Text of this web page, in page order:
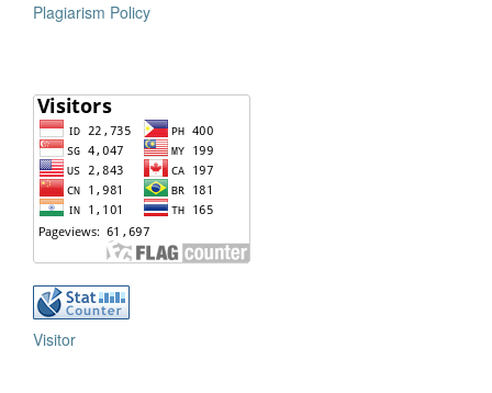
Plagiarism Policy
Visitor